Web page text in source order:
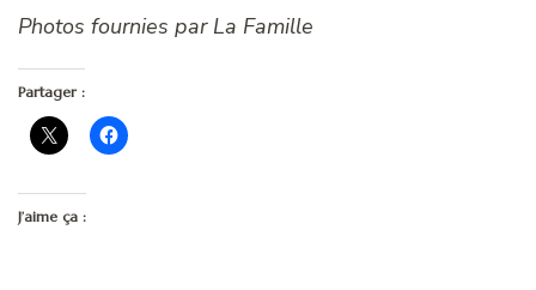
Photos fournies par La Famille
Partager :
J’aime ça :